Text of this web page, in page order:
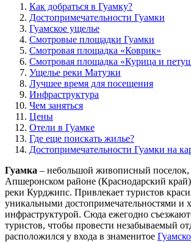
Как добраться в Гуамку?
Достопримечательности Гуамки
Гуамское ущелье
Смотровые площадки Гуамки
Смотровая площадка «Коврик»
Смотровая площадка «Курица и
Ущелье реки Матузки
Лучшее время для посещения
Инфраструктура
Чем заняться
Цены
Отели в Гуамке
Где еще поискать жилье?
Достопримечательности Гуамки на
Гуамка – небольшой живописный
Апшеронском районе (Краснодарский
реки Курджипс. Привлекает туристов
уникальными достопримечательностями и
инфраструктурой. Сюда ежегодно
туристов, чтобы провести незабываемый
расположился у входа в знаменитое